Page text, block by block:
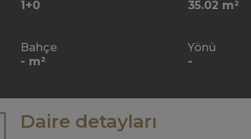
1+0
35.02 m²
Bahçe
- m²
Yönü
-
Daire detayları